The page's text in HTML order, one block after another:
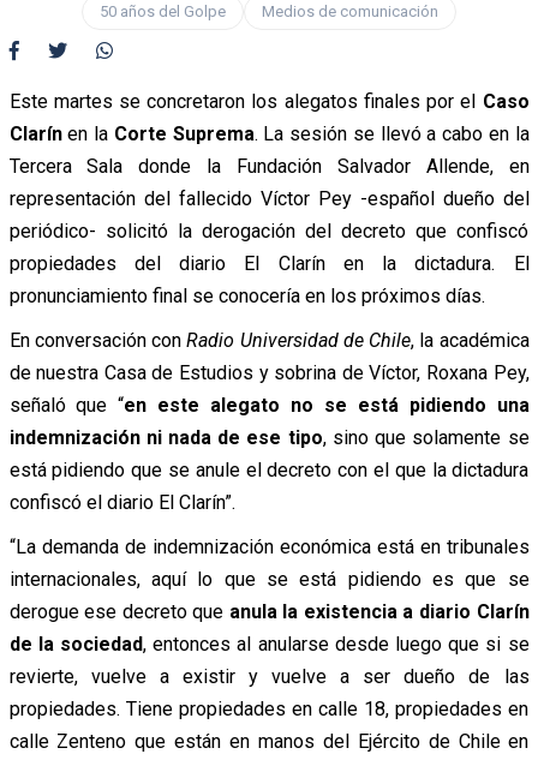
50 años del Golpe Medios de comunicación
Este martes se concretaron los alegatos finales por el Caso
Clarínen la Corte Suprema. La sesión se llevó a cabo en la
Tercera Sala donde la Fundación Salvador Allende, en
representación del fallecido Víctor Pey -español dueño del
periódico- solicitó la derogación del decreto que confiscó
propiedades del diario El Clarín en la dictadura. El
pronunciamiento final se conocería en los próximos días.
En conversación conRadio Universidad de Chile, la académica
de nuestra Casa de Estudios y sobrina de Víctor, Roxana Pey,
señaló que “en este alegato no se está pidiendo una
indemnización ni nada de ese tipo, sino que solamente se
está pidiendo que se anule el decreto con el que la dictadura
confiscó el diario El Clarín”.
“La demanda de indemnización económica está en tribunales
internacionales, aquí lo que se está pidiendo es que se
derogue ese decreto que anula la existencia a diario Clarín
de la sociedad, entonces al anularse desde luego que si se
revierte, vuelve a existir y vuelve a ser dueño de las
propiedades. Tiene propiedades en calle 18, propiedades en
calle Zenteno que están en manos del Ejército de Chile en